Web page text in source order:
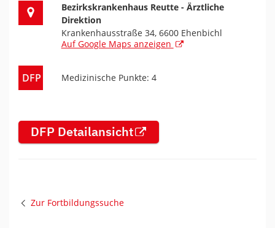
Ort der Fortbildung
Bezirkskrankenhaus Reutte - Ärztliche
Direktion
Krankenhausstraße 34, 6600 Ehenbichl
Auf Google Maps anzeigen
DFP Medizinische Punkte: 4
DFP Detailansicht
Zur Fortbildungssuche